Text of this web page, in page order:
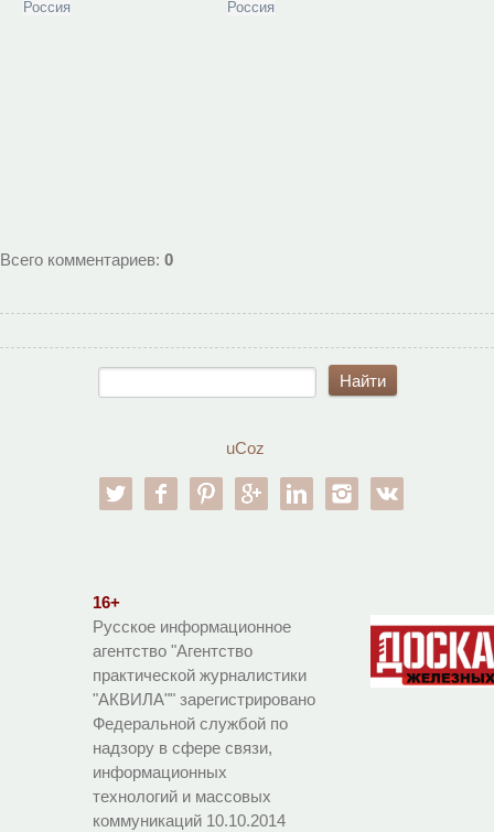
Россия Россия
Всего комментариев: 0
uCoz
twitter facebookpinterestgoogle-pllinkedin instagram
16+
Русское информационное
агентство "Агентство
практической журналистики
"АКВИЛА"" зарегистрировано
Федеральной службой по
надзору в сфере связи,
информационных
технологий и массовых
коммуникаций 10.10.2014